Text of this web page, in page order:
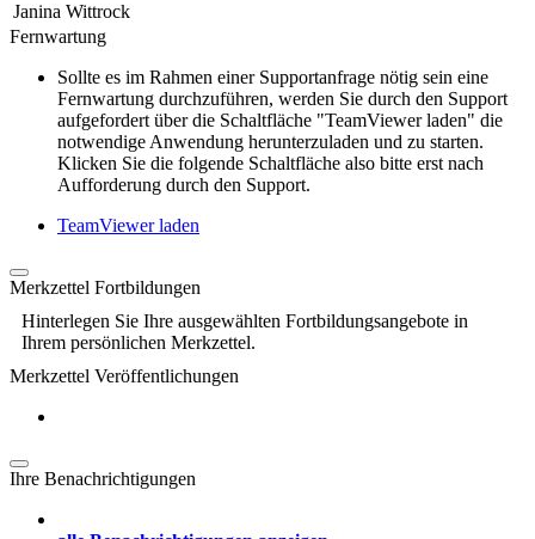
Janina Wittrock
Fernwartung
Sollte es im Rahmen einer Supportanfrage nötig sein eine
Fernwartung durchzuführen, werden Sie durch den Support
aufgefordert über die Schaltfläche "TeamViewer laden" die
notwendige Anwendung herunterzuladen und zu starten.
Klicken Sie die folgende Schaltfläche also bitte erst nach
Aufforderung durch den Support.
TeamViewer laden
Merkzettel Fortbildungen
Hinterlegen Sie Ihre ausgewählten Fortbildungsangebote in
Ihrem persönlichen Merkzettel.
Merkzettel Veröffentlichungen
Ihre Benachrichtigungen